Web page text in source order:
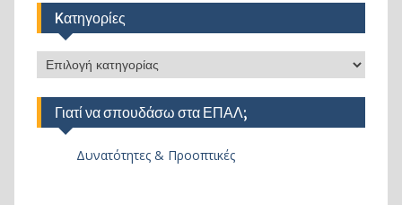
Kατηγορίες
Kατηγορίες
Γιατί να σπουδάσω στα ΕΠΑΛ;
Δυνατότητες & Προοπτικές